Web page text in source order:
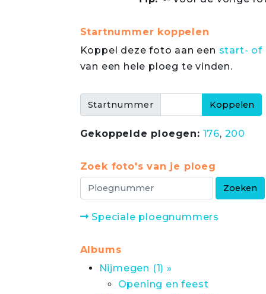
Startnummer koppelen
Koppel deze foto aan een start- of
van een hele ploeg te vinden.
Startnummer
Gekoppelde ploegen: 176, 200
Zoek foto's van je ploeg
Speciale ploegnummers
Albums
Nijmegen (1) »
Opening en feest